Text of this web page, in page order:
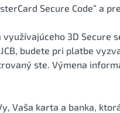
Secure Code“ a pre
3D Secure
budete pri platbe
ste. Výmena
Vaša karta a banka,